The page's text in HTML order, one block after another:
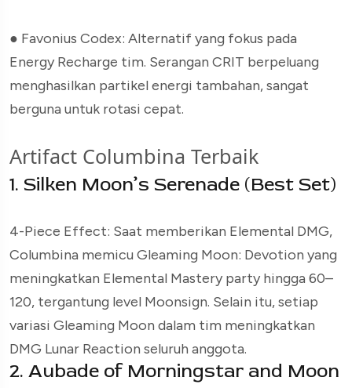
● Favonius Codex: Alternatif yang fokus pada
Energy Recharge tim. Serangan CRIT berpeluang
menghasilkan partikel energi tambahan, sangat
berguna untuk rotasi cepat.
Artifact Columbina Terbaik
1. Silken Moon’s Serenade (Best Set)
4-Piece Effect: Saat memberikan Elemental DMG,
Columbina memicu Gleaming Moon: Devotion yang
meningkatkan Elemental Mastery party hingga 60–
120, tergantung level Moonsign. Selain itu, setiap
variasi Gleaming Moon dalam tim meningkatkan
DMG Lunar Reaction seluruh anggota.
2. Aubade of Morningstar and Moon